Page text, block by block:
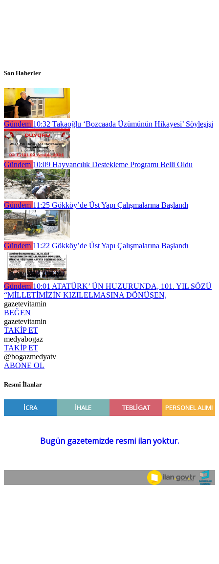
Son Haberler
Gündem 10:32 Takaoğlu ‘Bozcaada Üzümünün Hikayesi’ Söyleşişi
Gündem 10:09 Hayvancılık Destekleme Programı Belli Oldu
Gündem 11:25 Gökköy’de Üst Yapı Çalışmalarına Başlandı
Gündem 11:22 Gökköy’de Üst Yapı Çalışmalarına Başlandı
Gündem 10:01 ATATÜRK’ ÜN HUZURUNDA, 101. YIL SÖZÜ
“MİLLETİMİZİN KIZILELMASINA DÖNÜŞEN,
gazetevitamin
BEĞEN
gazetevitamin
TAKİP ET
medyabogaz
TAKİP ET
@bogazmedyatv
ABONE OL
Resmî İlanlar